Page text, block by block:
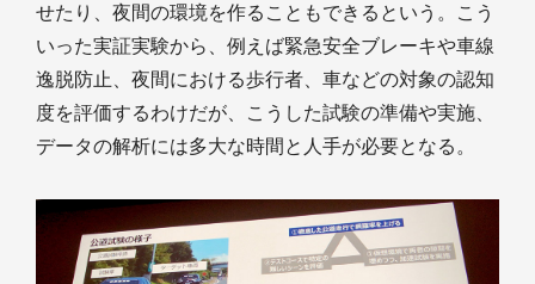
せたり、夜間の環境を作ることもできるという。こう
いった実証実験から、例えば緊急安全ブレーキや車線
逸脱防止、夜間における歩行者、車などの対象の認知
度を評価するわけだが、こうした試験の準備や実施、
データの解析には多大な時間と人手が必要となる。